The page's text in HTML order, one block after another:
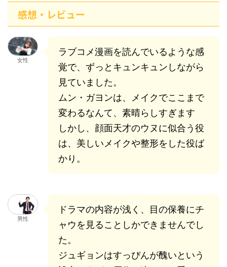
感想・レビュー
女性
ラブコメ漫画を読んでいるような感
覚で、ずっとキュンキュンしながら
見ていました。
ムン・ガヨンは、メイクでここまで
変わるなんて、素晴らしすぎます
しかし、顔面天才のウヌに似合う役
は、美しいメイクや整形をした役ば
かり。
男性
ドラマの内容が浅く、目の保養にチ
ャウを見ることしかできませんでし
た。
ジュギョンはすっぴんが醜いという